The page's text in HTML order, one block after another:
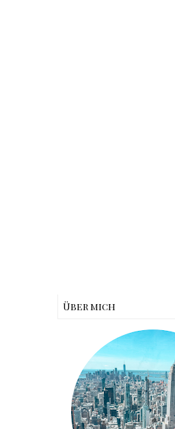
Über mich